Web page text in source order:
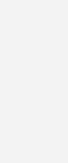
PV